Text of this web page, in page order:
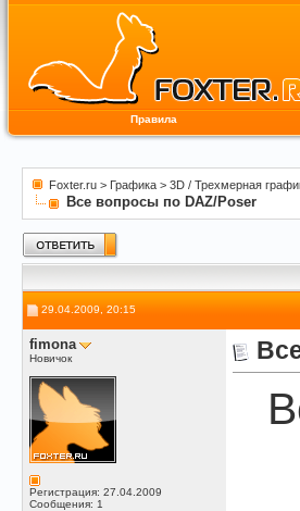
Правила
Foxter.ru > Графика > 3D / Трехмерная
Все вопросы по DAZ/Poser
29.04.2009, 20:15
fimona
Новичок
Регистрация: 27.04.2009
Сообщения: 1